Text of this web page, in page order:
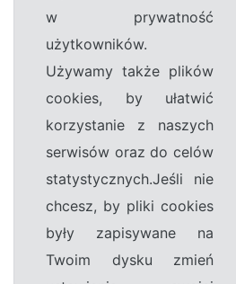
w prywatność
użytkowników.
Używamy także plików
cookies, by ułatwić
korzystanie z naszych
serwisów oraz do celów
statystycznych.Jeśli nie
chcesz, by pliki cookies
były zapisywane na
Twoim dysku zmień